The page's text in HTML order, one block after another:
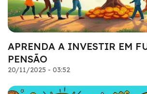
APRENDA A INVESTIR EM
PENSÃO
20/11/2025 - 03:52